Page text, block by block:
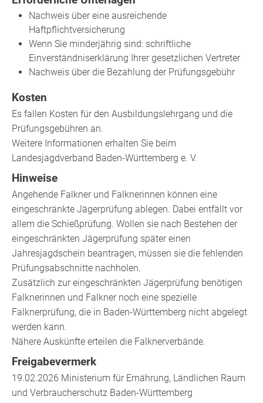
Nachweis über eine ausreichende
Haftpflichtversicherung
Wenn Sie minderjährig sind: schriftliche
Einverständniserklärung Ihrer gesetzlichen Vertreter
Nachweis über die Bezahlung der Prüfungsgebühr
Kosten
Es fallen Kosten für den Ausbildungslehrgang und die
Prüfungsgebühren an.
Weitere Informationen erhalten Sie beim
Landesjagdverband Baden-Württemberg e. V.
Hinweise
Angehende Falkner und Falknerinnen können eine
eingeschränkte Jägerprüfung ablegen. Dabei entfällt vor
allem die Schießprüfung. Wollen sie nach Bestehen der
eingeschränkten Jägerprüfung später einen
Jahresjagdschein beantragen, müssen sie die fehlenden
Prüfungsabschnitte nachholen.
Zusätzlich zur eingeschränkten Jägerprüfung benötigen
Falknerinnen und Falkner noch eine spezielle
Falknerprüfung, die in Baden-Württemberg nicht abgelegt
werden kann.
Nähere Auskünfte erteilen die Falknerverbände.
Freigabevermerk
19.02.2026 Ministerium für Ernährung, Ländlichen Raum
und Verbraucherschutz Baden-Württemberg